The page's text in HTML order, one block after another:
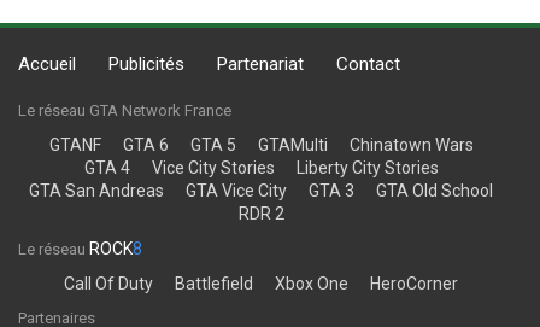
Accueil Publicités Partenariat Contact
Le réseau GTA Network France
GTANF GTA 6 GTA 5 GTAMulti
Chinatown Wars
GTA 4
Vice City Stories
Liberty City Stories
GTA San Andreas
GTA Vice City GTA 3
GTA Old School
RDR 2
Le réseau ROCK8
Call Of Duty
Battlefield Xbox One HeroCorner
Partenaires